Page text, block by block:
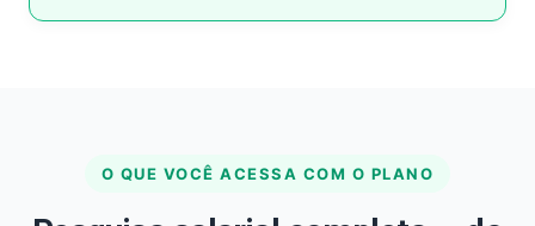
O QUE VOCÊ ACESSA COM O PLANO